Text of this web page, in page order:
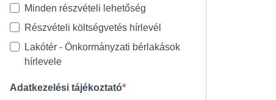
Minden részvételi lehetőség
Részvételi költségvetés hírlevél
Lakótér - Önkormányzati bérlakások
hírlevele
Adatkezelési tájékoztató